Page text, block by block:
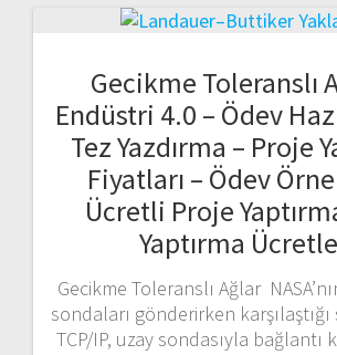
Gecikme Toleranslı
Endüstri 4.0 – Ödev
Tez Yazdırma – Proje
Fiyatları – Ödev
Ücretli Proje
Yaptırma
Gecikme Toleranslı Ağlar
sondaları gönderirken
TCP/IP, uzay sondasıyla bağlantı